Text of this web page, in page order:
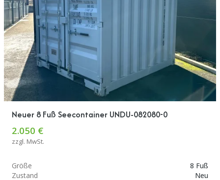
Neuer 8 Fuß Seecontainer UNDU-082080-0
2.050 €
zzgl. MwSt.
Größe
8 Fuß
Zustand
Neu